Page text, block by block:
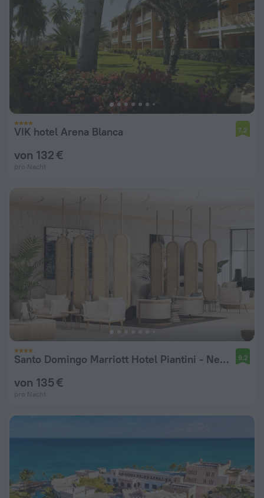
VIK hotel Arena Blanca 7,2
von 132 €
pro Nacht
Santo Domingo Marriott Hotel Piantini - New Hotel 9,2
von 135 €
pro Nacht